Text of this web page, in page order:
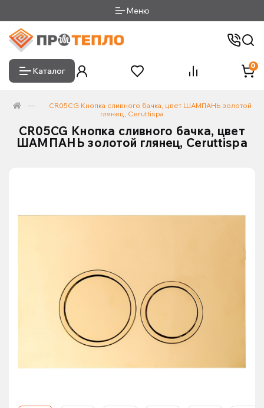
Меню
Каталог
0
CR05CG Кнопка сливного бачка, цвет ШАМПАНЬ золотой
глянец, Ceruttispa
CR05CG Кнопка сливного бачка, цвет
ШАМПАНЬ золотой глянец, Ceruttispa